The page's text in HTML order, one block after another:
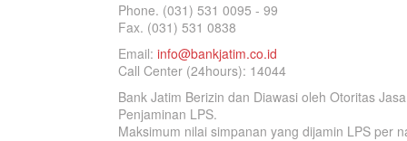
Phone. (031) 531 0095 - 99
Fax. (031) 531 0838
Email: info@bankjatim.co.id
Call Center (24hours): 14044
Bank Jatim Berizin dan Diawasi oleh Otoritas
Penjaminan LPS.
Maksimum nilai simpanan yang dijamin LPS per